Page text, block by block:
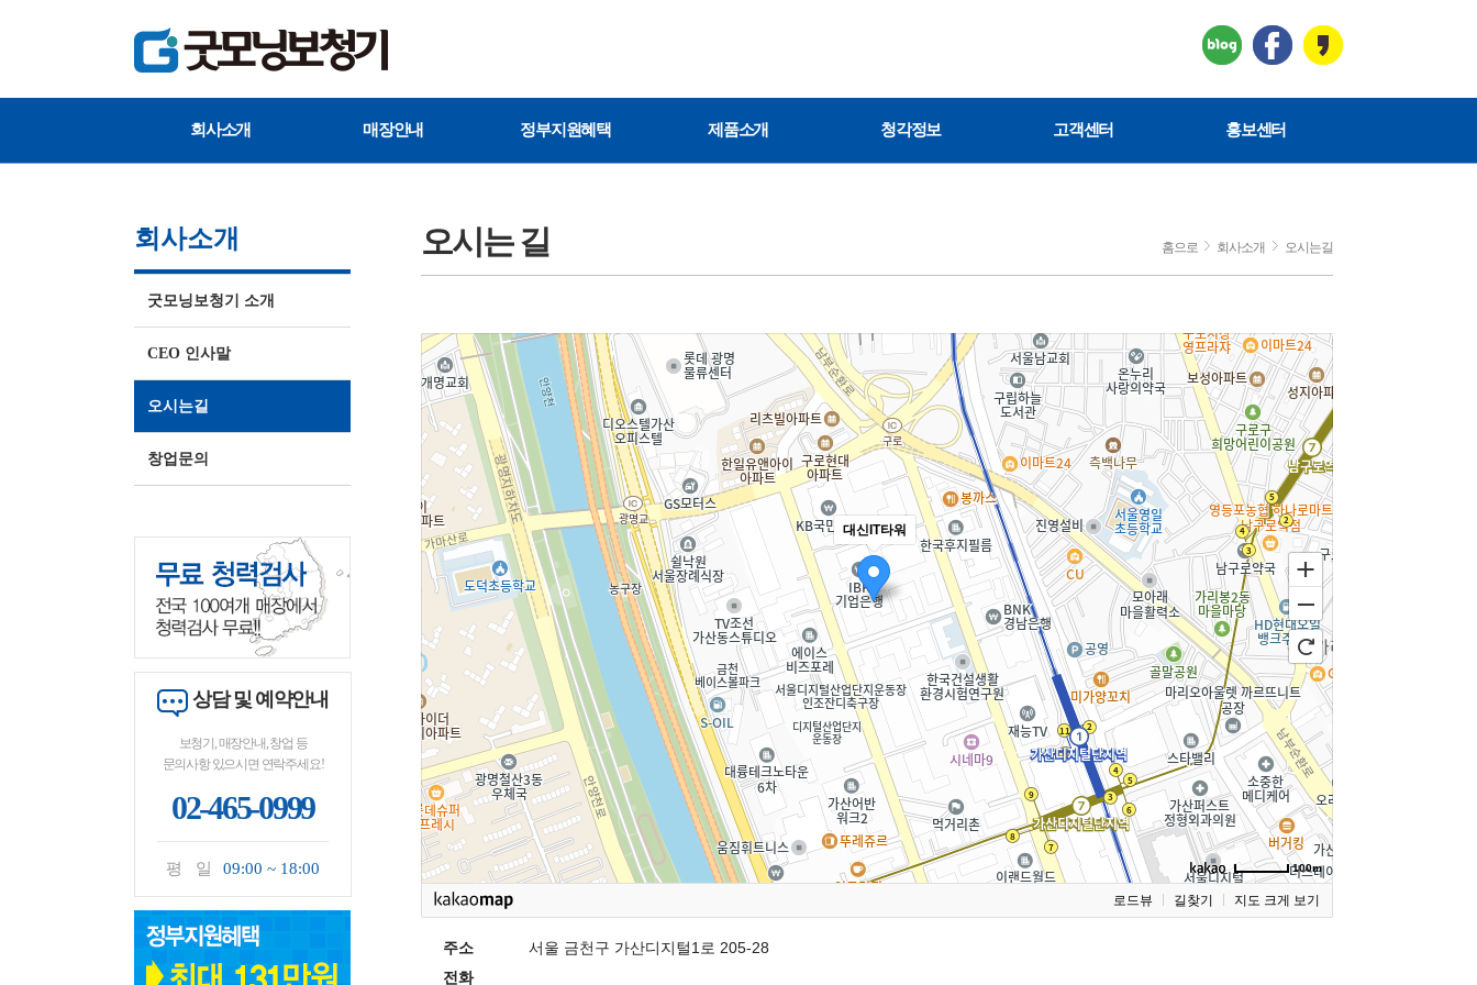
회사소개 매장안내 정부지원혜택 제품소개 청각정보 고객센터 홍보센터
회사소개
굿모닝보청기 소개
CEO 인사말
오시는길
창업문의
상담 및 예약안내
보청기, 매장안내, 창업 등
문의사항 있으시면 연락주세요!
02-465-0999
평 일 09:00 ~ 18:00
오시는 길 홈으로 회사소개 오시는길
대신IT타워
100m
로드뷰 길찾기 지도 크게 보기
주소
서울 금천구 가산디지털1로 205-28
전화